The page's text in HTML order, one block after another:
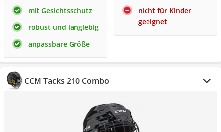
mit Gesichtsschutz
robust und langlebig
anpassbare Größe
nicht für Kinder
geeignet
CCM Tacks 210 Combo